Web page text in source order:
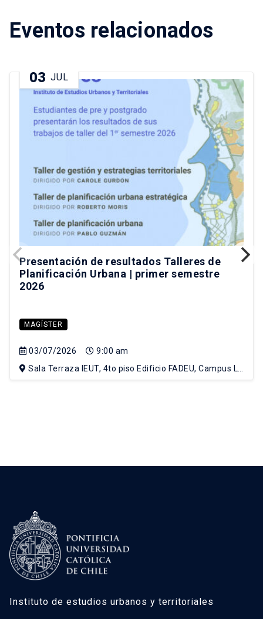
Eventos relacionados
03 JUL
Presentación de resultados Talleres de
Planificación Urbana | primer semestre
2026
MAGÍSTER
03/07/2026
9:00 am
Sala Terraza IEUT, 4to piso Edificio FADEU, Campus Lo
Instituto de estudios urbanos y territoriales